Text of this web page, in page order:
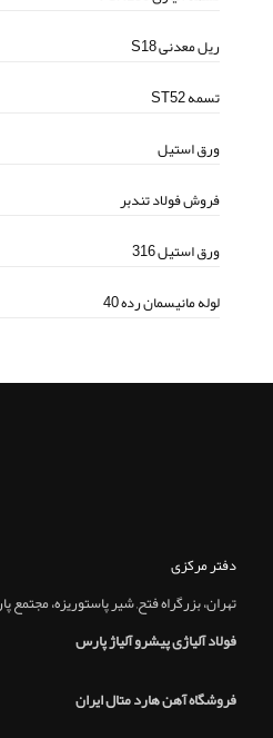
ریل معدنی S18
تسمه ST52
ورق استیل
فروش فولاد تندبر
ورق استیل 316
لوله مانیسمان رده 40
دفتر مرکزی
تهران، بزرگراه فتح, شير پاستوريزه، مجتمع
فولاد آلیاژی پیشرو آلیاژ پارس
فروشگاه آهن هارد متال ایران